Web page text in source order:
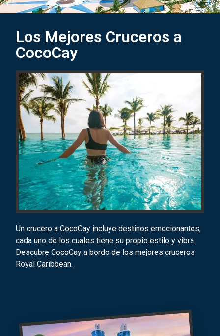
Los Mejores Cruceros a
CocoCay
Un crucero a CocoCay incluye destinos emocionantes,
cada uno de los cuales tiene su propio estilo y vibra.
Descubre CocoCay a bordo de los mejores cruceros
Royal Caribbean.